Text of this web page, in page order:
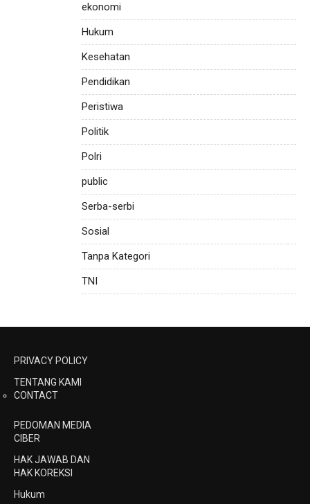
ekonomi
Hukum
Kesehatan
Pendidikan
Peristiwa
Politik
Polri
public
Serba-serbi
Sosial
Tanpa Kategori
TNI
PRIVACY POLICY
TENTANG KAMI
CONTACT
PEDOMAN MEDIA
CIBER
HAK JAWAB DAN
HAK KOREKSI
Hukum